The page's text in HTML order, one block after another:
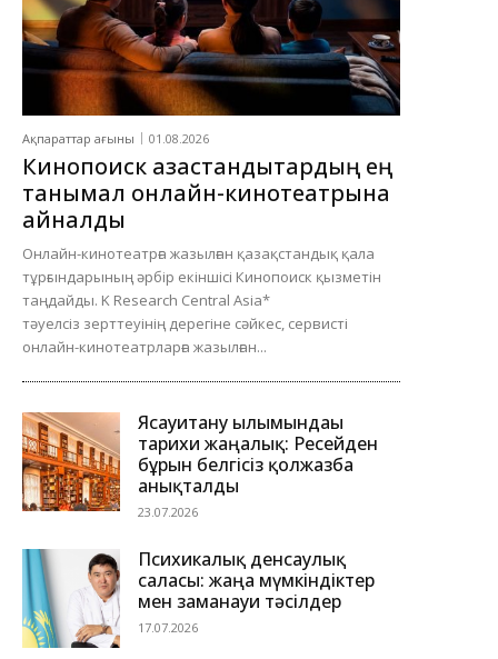
Ақпараттар ағыны 01.08.2026
Кинопоиск қазақстандықтардың ең
танымал онлайн-кинотеатрына
айналды
Онлайн-кинотеатрға жазылған қазақстандық қала
тұрғындарының әрбір екіншісі Кинопоиск қызметін
таңдайды. K Research Central Asia*
тәуелсіз зерттеуінің дерегіне сәйкес, сервисті
онлайн-кинотеатрларға жазылған...
Ясауитану ғылымындағы
тарихи жаңалық: Ресейден
бұрын белгісіз қолжазба
анықталды
23.07.2026
Психикалық денсаулық
саласы: жаңа мүмкіндіктер
мен заманауи тәсілдер
17.07.2026